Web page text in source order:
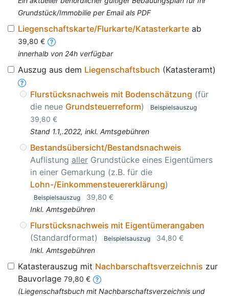
Grundstück/Immobilie per Email als PDF
Liegenschaftskarte/Flurkarte/Katasterkarte ab
39,80 €
innerhalb von 24h verfügbar
Auszug aus dem Liegenschaftsbuch (Katasteramt)
Flurstücksnachweis mit Bodenschätzung (für
die neue Grundsteuerreform) Beispielsauszug
39,80 €
Stand 1.1,.2022, inkl. Amtsgebühren
Bestandsübersicht/Bestandsnachweis
Auflistung aller Grundstücke eines Eigentümers
in einer Gemarkung (z.B. für die
Lohn-/Einkommensteuererklärung)
Beispielsauszug
39,80 €
Inkl. Amtsgebühren
Flurstücksnachweis mit Eigentümerangaben
(Standardformat)
Beispielsauszug
34,80 €
Inkl. Amtsgebühren
Katasterauszug mit Nachbarschaftsverzeichnis zur
Bauvorlage 79,80 €
(Liegenschaftsbuch mit Nachbarschaftsverzeichnis und